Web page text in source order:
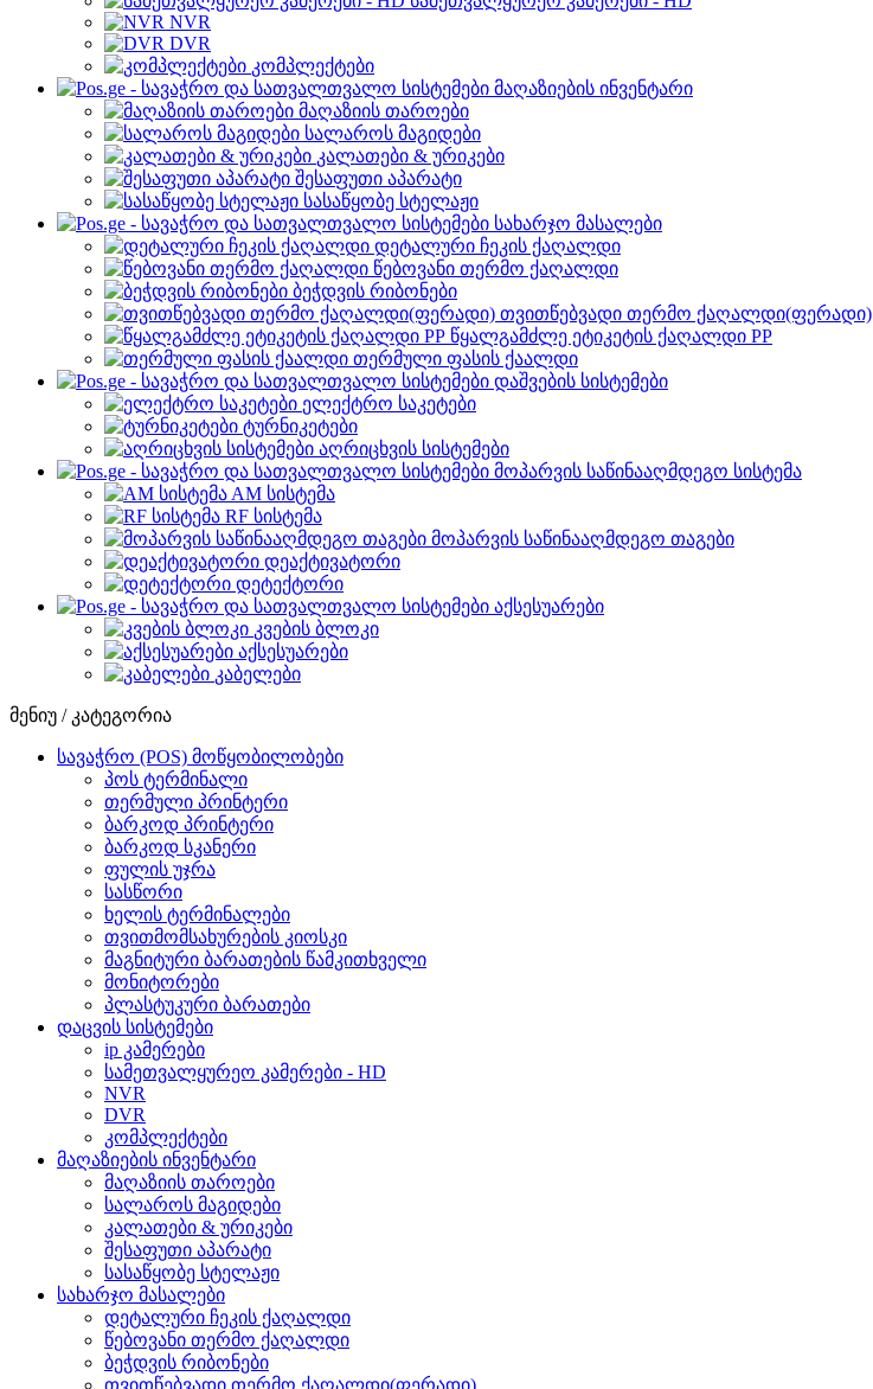
NVR
DVR
კომპლექტები
მაღაზიების ინვენტარი
მაღაზიის თაროები
სალაროს მაგიდები
კალათები & ურიკები
შესაფუთი აპარატი
სასაწყობე სტელაჟი
სახარჯო მასალები
დეტალური ჩეკის ქაღალდი
წებოვანი თერმო ქაღალდი
ბეჭდვის რიბონები
თვითწებვადი თერმო ქაღალდი(ფერადი)
წყალგამძლე ეტიკეტის ქაღალდი PP
თერმული ფასის ქაალდი
დაშვების სისტემები
ელექტრო საკეტები
ტურნიკეტები
აღრიცხვის სისტემები
მოპარვის საწინააღმდეგო სისტემა
AM სისტემა
RF სისტემა
მოპარვის საწინააღმდეგო თაგები
დეაქტივატორი
დეტექტორი
აქსესუარები
კვების ბლოკი
აქსესუარები
კაბელები
მენიუ / კატეგორია
სავაჭრო (POS) მოწყობილობები
პოს ტერმინალი
თერმული პრინტერი
ბარკოდ პრინტერი
ბარკოდ სკანერი
ფულის უჯრა
სასწორი
ხელის ტერმინალები
თვითმომსახურების კიოსკი
მაგნიტური ბარათების წამკითხველი
მონიტორები
პლასტუკური ბარათები
დაცვის სისტემები
ip კამერები
სამეთვალყურეო კამერები - HD
NVR
DVR
კომპლექტები
მაღაზიების ინვენტარი
მაღაზიის თაროები
სალაროს მაგიდები
კალათები & ურიკები
შესაფუთი აპარატი
სასაწყობე სტელაჟი
სახარჯო მასალები
დეტალური ჩეკის ქაღალდი
წებოვანი თერმო ქაღალდი
ბეჭდვის რიბონები
თვითწებვადი თერმო ქაღალდი(ფერადი)